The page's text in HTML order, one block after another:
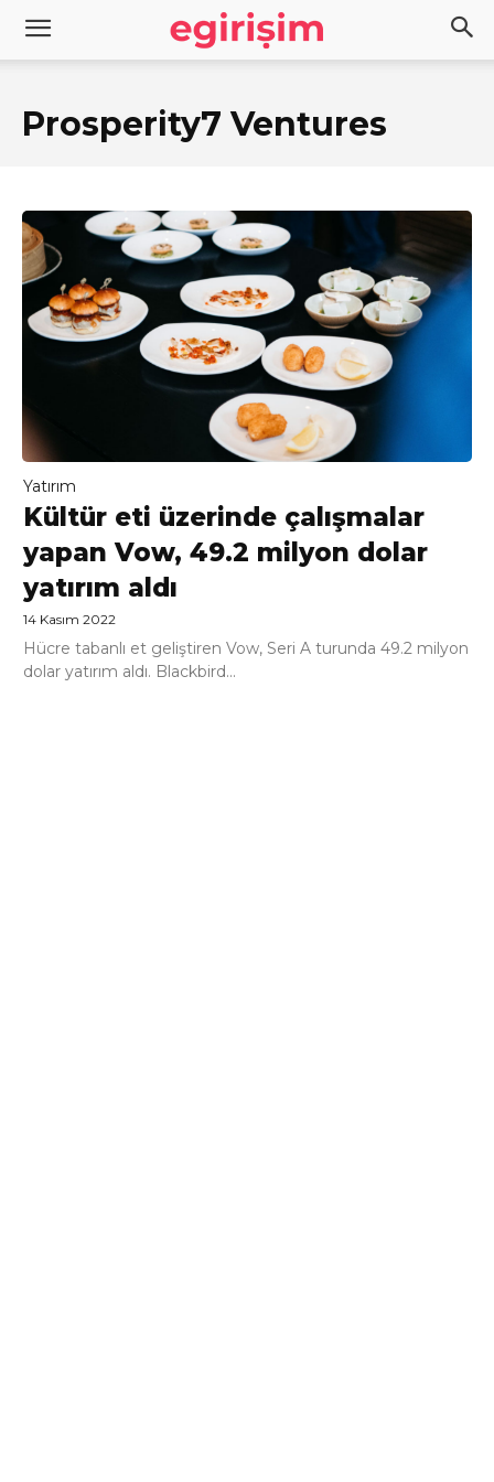
Prosperity7 Ventures
Yatırım
Kültür eti üzerinde çalışmalar
yapan Vow, 49.2 milyon dolar
yatırım aldı
14 Kasım 2022
Hücre tabanlı et geliştiren Vow, Seri A turunda 49.2 milyon
dolar yatırım aldı. Blackbird...